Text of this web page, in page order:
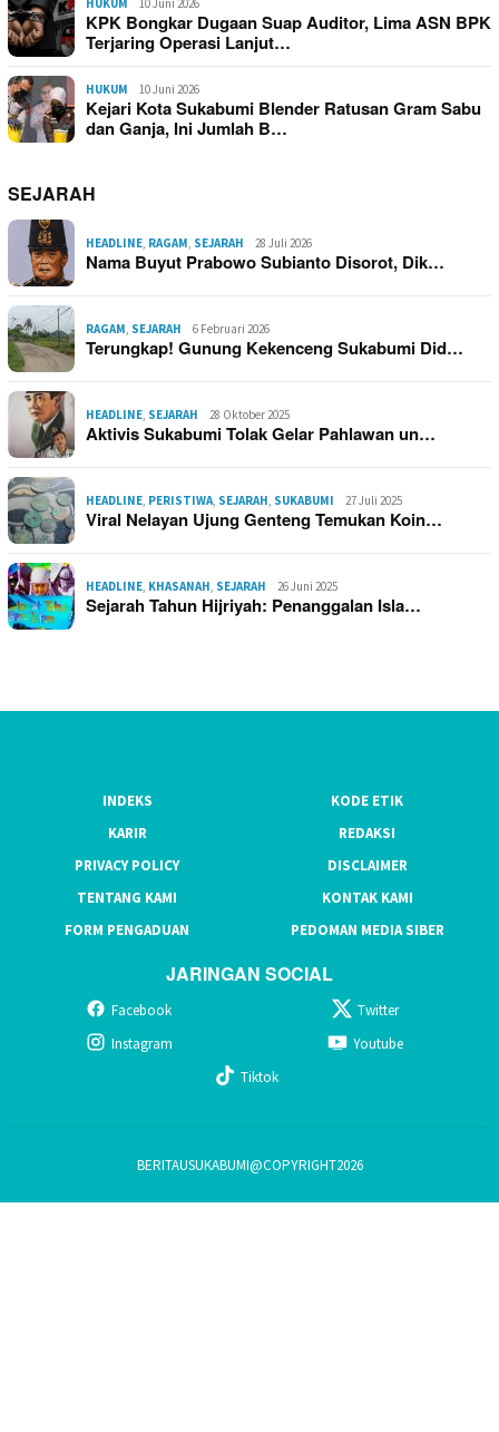
HUKUM 10 Juni 2026
KPK Bongkar Dugaan Suap Auditor, Lima ASN BPK
Terjaring Operasi Lanjut…
HUKUM 10 Juni 2026
Kejari Kota Sukabumi Blender Ratusan Gram Sabu
dan Ganja, Ini Jumlah B…
SEJARAH
HEADLINE, RAGAM, SEJARAH 28 Juli 2026
Nama Buyut Prabowo Subianto Disorot, Dik…
RAGAM, SEJARAH 6 Februari 2026
Terungkap! Gunung Kekenceng Sukabumi Did…
HEADLINE, SEJARAH 28 Oktober 2025
Aktivis Sukabumi Tolak Gelar Pahlawan un…
HEADLINE, PERISTIWA, SEJARAH, SUKABUMI 27 Juli 2025
Viral Nelayan Ujung Genteng Temukan Koin…
HEADLINE, KHASANAH, SEJARAH 26 Juni 2025
Sejarah Tahun Hijriyah: Penanggalan Isla…
INDEKS
KODE ETIK
KARIR
REDAKSI
PRIVACY POLICY
DISCLAIMER
TENTANG KAMI
KONTAK KAMI
FORM PENGADUAN
PEDOMAN MEDIA SIBER
JARINGAN SOCIAL
Facebook
Twitter
Instagram
Youtube
Tiktok
BERITAUSUKABUMI@COPYRIGHT2026